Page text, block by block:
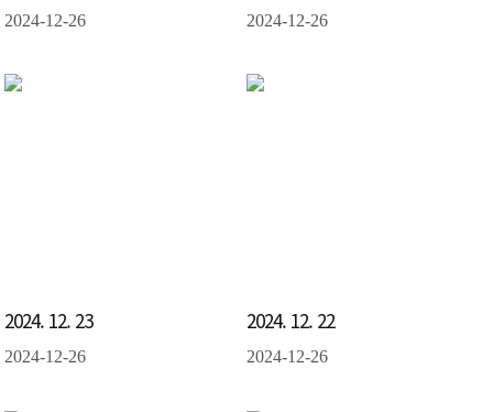
2024-12-26 2024-12-26
2024. 12. 23
2024-12-26
2024. 12. 22
2024-12-26